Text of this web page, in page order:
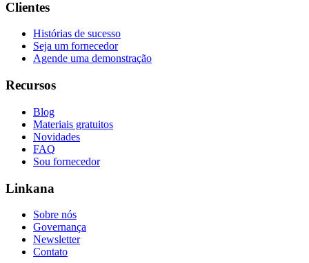
Clientes
Histórias de sucesso
Seja um fornecedor
Agende uma demonstração
Recursos
Blog
Materiais gratuitos
Novidades
FAQ
Sou fornecedor
Linkana
Sobre nós
Governança
Newsletter
Contato